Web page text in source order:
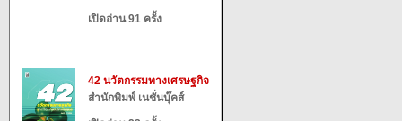
เปิดอ่าน 91 ครั้ง
42 นวัตกรรมทางเศรษฐกิจ
สำนักพิมพ์ เนชั่นบุ๊คส์